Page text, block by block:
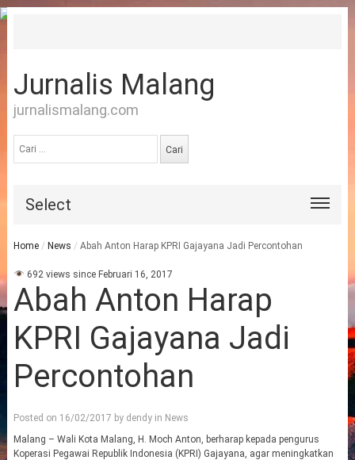
Jurnalis Malang
jurnalismalang.com
untuk:
Select
Home / News / Abah Anton Harap KPRI Gajayana Jadi Percontohan
692 views since Februari 16, 2017
Abah Anton Harap
KPRI Gajayana Jadi
Percontohan
Posted on 16/02/2017 by dendyin News
Malang – Wali Kota Malang, H. Moch Anton, berharap kepada pengurus
Koperasi Pegawai Republik Indonesia (KPRI) Gajayana, agar meningkatkan